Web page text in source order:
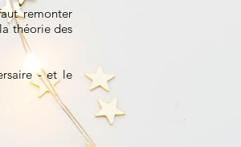
remonter
théorie des
- et le